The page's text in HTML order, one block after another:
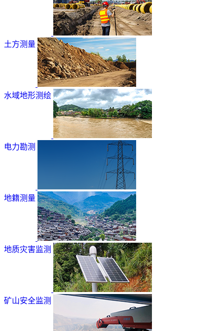
土方测量
水域地形测绘
电力勘测
地籍测量
地质灾害监测
矿山安全监测